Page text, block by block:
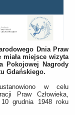
Dnia Praw
miała miejsce wizyta
Pokojowej Nagrody
Gdańskiego.
w celu
Praw Człowieka,
grudnia 1948 roku